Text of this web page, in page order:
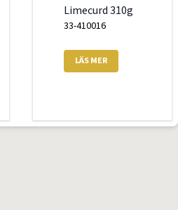
Limecurd 310g
33-410016
LÄS MER